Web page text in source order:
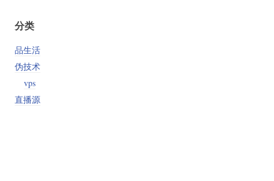
分类
品生活
伪技术
vps
直播源